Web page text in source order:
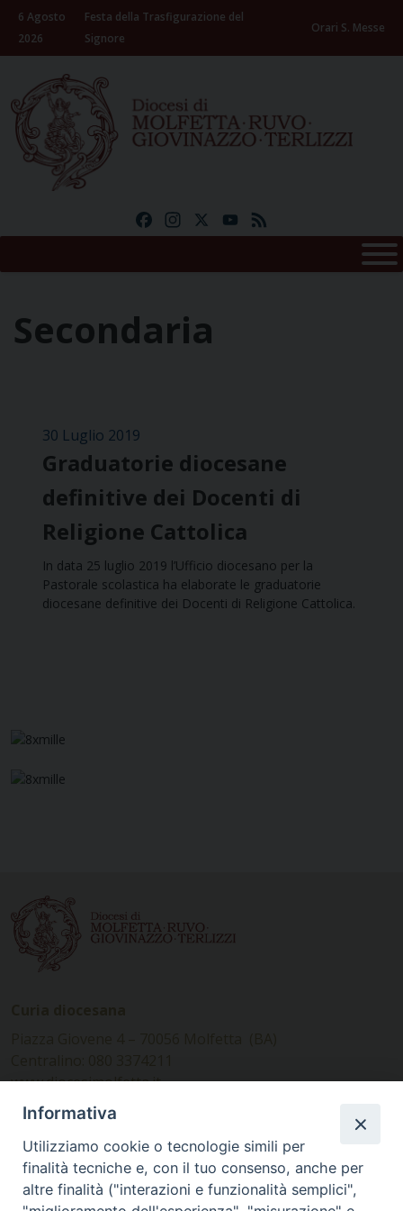
Skip
content
6 Agosto
2026
Festa della Trasfigurazione del
Signore
Orari S. Messe
FacebookInstagramYouTube
Secondaria
30 Luglio 2019
Graduatorie diocesane
definitive dei Docenti di
Religione Cattolica
In data 25 luglio 2019 l’Ufficio diocesano per la
Pastorale scolastica ha elaborate le graduatorie
diocesane definitive dei Docenti di Religione Cattolica.
www.diocesimolfetta.it –
diocesimolfetta@pec.chiesacattolica.it
Ufficio Comunicazioni sociali
Piazza Giovene 4 – 70056 Molfetta (BA)
Informativa
Utilizziamo cookie o tecnologie simili per
finalità tecniche e, con il tuo consenso, anche per
altre finalità ("interazioni e funzionalità semplici",